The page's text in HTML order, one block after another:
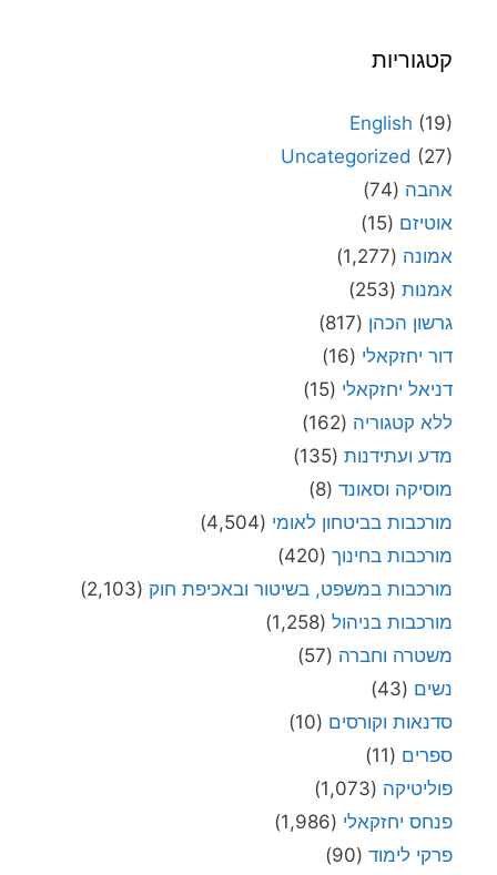
קטגוריות
English (19)
Uncategorized (27)
אהבה (74)
אוטיזם (15)
אמונה (1,277)
אמנות (253)
גרשון הכהן (817)
דור יחזקאלי (16)
דניאל יחזקאלי (15)
ללא קטגוריה (162)
מדע ועתידנות (135)
מוסיקה וסאונד (8)
מורכבות בביטחון לאומי (4,504)
מורכבות בחינוך (420)
מורכבות במשפט, בשיטור ובאכיפת חוק (2,103)
מורכבות בניהול (1,258)
משטרה וחברה (57)
נשים (43)
סדנאות וקורסים (10)
ספרים (11)
פוליטיקה (1,073)
פנחס יחזקאלי (1,986)
פרקי לימוד (90)